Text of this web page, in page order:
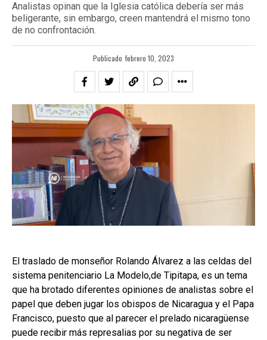
Analistas opinan que la Iglesia católica debería ser más
beligerante, sin embargo, creen mantendrá el mismo tono
de no confrontación.
Publicado febrero 10, 2023
El traslado de monseñor Rolando Álvarez a las celdas del
sistema penitenciario La Modelo,de Tipitapa, es un tema
que ha brotado diferentes opiniones de analistas sobre el
papel que deben jugar los obispos de Nicaragua y el Papa
Francisco, puesto que al parecer el prelado nicaragüense
puede recibir más represalias por su negativa de ser